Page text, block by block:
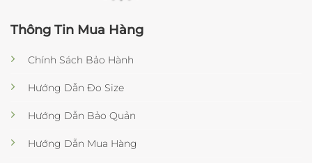
Thông Tin Mua Hàng
Chính Sách Bảo Hành
Hướng Dẫn Đo Size
Hướng Dẫn Bảo Quản
Hướng Dẫn Mua Hàng